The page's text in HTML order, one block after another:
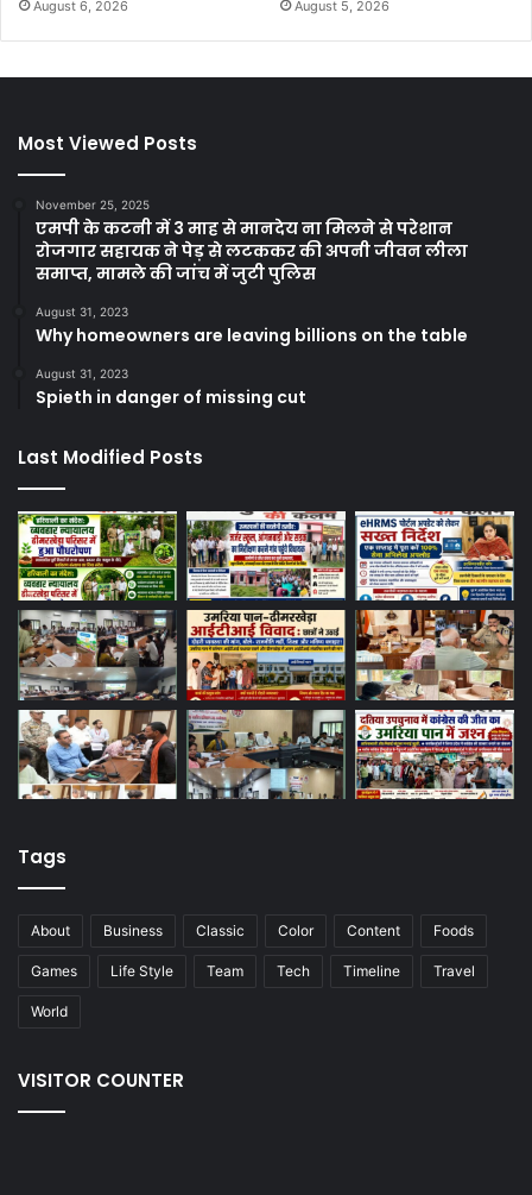
August 6, 2026 August 5, 2026
Most Viewed Posts
November 25, 2025
एमपी के कटनी में 3 माह से मानदेय ना मिलने से परेशान
रोजगार सहायक ने पेड़ से लटककर की अपनी जीवन लीला
समाप्त, मामले की जांच में जुटी पुलिस
August 31, 2023
Why homeowners are leaving billions on the table
August 31, 2023
Spieth in danger of missing cut
Last Modified Posts
Tags
About Business Classic Color Content Foods
Games Life Style Team Tech Timeline Travel
World
VISITOR COUNTER